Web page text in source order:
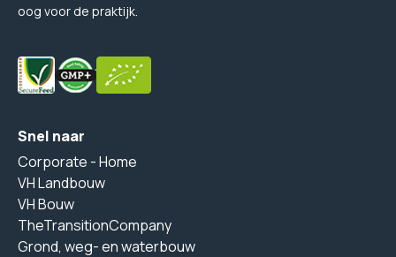
oog voor de praktijk.
Snel naar
Corporate - Home
VH Landbouw
VH Bouw
TheTransitionCompany
Grond, weg- en waterbouw